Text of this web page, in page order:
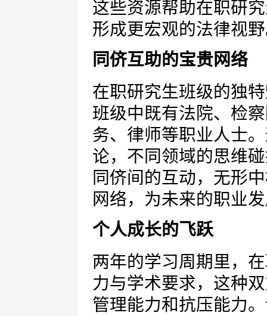
这些资源帮助在职研
形成更宏观的法律视
同侪互助的宝贵网络
在职研究生班级的独
班级中既有法院、检
务、律师等职业人士
论，不同领域的思维
同侪间的互动，无形
网络，为未来的职业
个人成长的飞跃
两年的学习周期里，
力与学术要求，这种
管理能力和抗压能力